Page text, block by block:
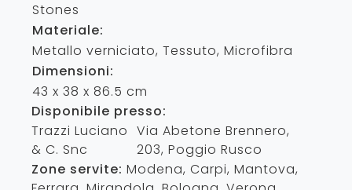
Stones
Materiale:
Metallo verniciato, Tessuto, Microfibra
Dimensioni:
43 x 38 x 86.5 cm
Disponibile presso:
Trazzi Luciano
& C. Snc
Via Abetone Brennero,
203, Poggio Rusco
Zone servite: Modena, Carpi, Mantova,